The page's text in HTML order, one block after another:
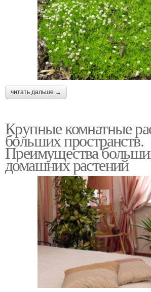
читать дальше →
Крупные комнатные
больших пространств.
Преимущества
домашних растений